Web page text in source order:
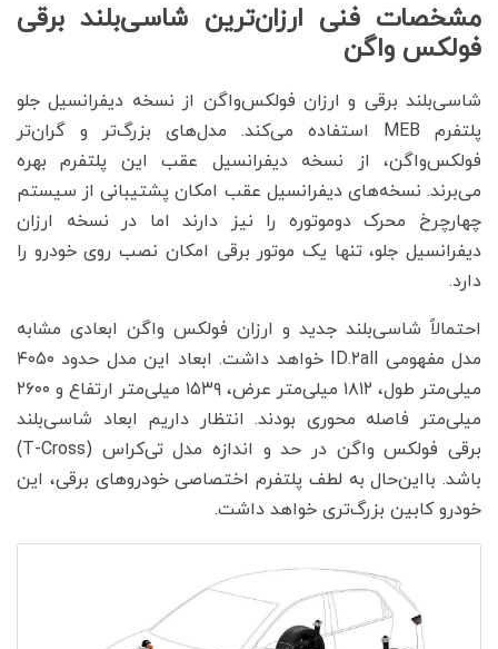
مشخصات فنی ارزان‌ترین شاسی‌بلند برقی
فولکس واگن
شاسی‌بلند برقی و ارزان فولکس‌واگن از نسخه دیفرانسیل جلو
پلتفرم MEB‌ استفاده می‌کند. مدل‌های بزرگ‌تر و گران‌تر
فولکس‌واگن، از نسخه دیفرانسیل عقب این پلتفرم بهره
می‌برند. نسخه‌های دیفرانسیل عقب امکان پشتیبانی از سیستم
چهارچرخ محرک دوموتوره را نیز دارند اما در نسخه‌ ارزان
دیفرانسیل جلو، تنها یک موتور برقی امکان نصب روی خودرو را
دارد.
احتمالاً شاسی‌بلند جدید و ارزان فولکس واگن ابعادی مشابه
مدل مفهومی ID.۲all خواهد داشت. ابعاد این مدل حدود ۴۰۵۰
میلی‌متر طول، ۱۸۱۲ میلی‌متر عرض، ۱۵۳۹ میلی‌متر ارتفاع و ۲۶۰۰
میلی‌متر فاصله محوری بودند. انتظار داریم ابعاد شاسی‌بلند
برقی فولکس واگن در حد و اندازه مدل تی‌کراس (T-Cross)
باشد. بااین‌حال به لطف پلتفرم اختصاصی خودروهای برقی، این
خودرو کابین بزرگ‌تری خواهد داشت.